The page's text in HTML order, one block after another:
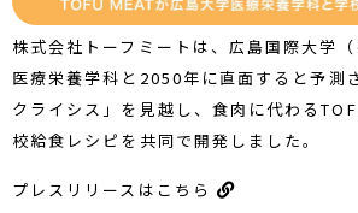
株式会社トーフミートは、広島国際大学（
医療栄養学科と2050年に直面すると予測
クライシス」を見越し、食肉に代わる
校給食レシピを共同で開発しました。
プレスリリースはこちら